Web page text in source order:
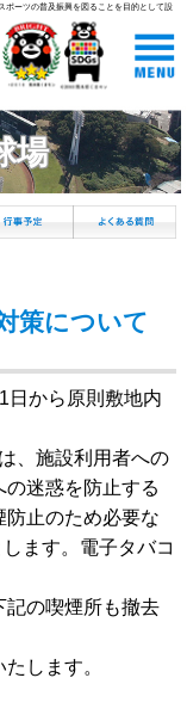
ポーツの普及振興を図ることを目的として設
場
策について
日から原則敷地内
、施設利用者への
迷惑を防止する
止のため必要な
ます。電子タバコ
記の喫煙所も撤去
します。